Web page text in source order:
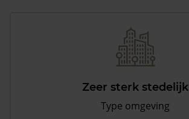
Zeer sterk stedelijk
Type omgeving